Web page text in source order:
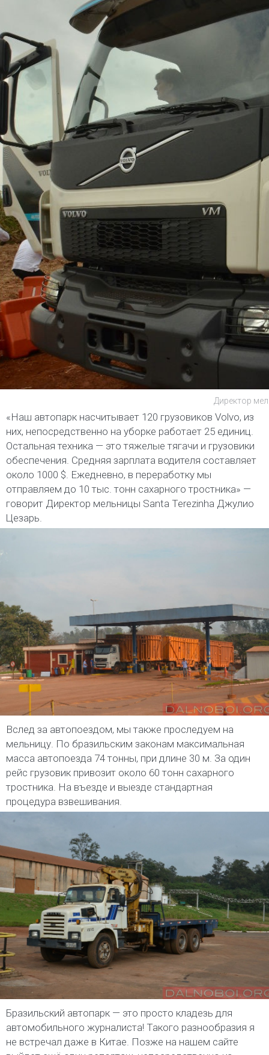
Директор
«Наш автопарк насчитывает 120 грузовиков Volvo, из
них, непосредственно на уборке работает 25 единиц.
Остальная техника — это тяжелые тягачи и грузовики
обеспечения. Средняя зарплата водителя составляет
около 1000 $. Ежедневно, в переработку мы
отправляем до 10 тыс. тонн сахарного тростника» —
говорит Директор мельницы Santa Terezinha Джулио
Цезарь.
Вслед за автопоездом, мы также проследуем на
мельницу. По бразильским законам максимальная
масса автопоезда 74 тонны, при длине 30 м. За один
рейс грузовик привозит около 60 тонн сахарного
тростника. На въезде и выезде стандартная
процедура взвешивания.
Бразильский автопарк — это просто кладезь для
автомобильного журналиста! Такого разнообразия я
не встречал даже в Китае. Позже на нашем сайте